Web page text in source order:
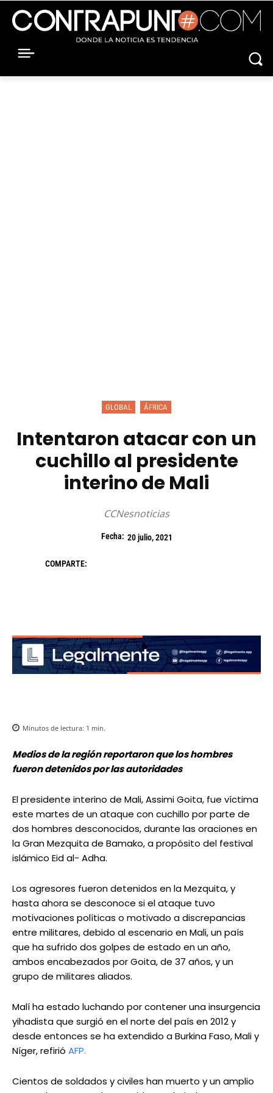
GLOBAL ÁFRICA
Intentaron atacar con un
cuchillo al presidente
interino de Mali
CCNesnoticias
Fecha: 20 julio, 2021
COMPARTE:
Minutos de lectura: 1 min.
Medios de la región reportaron que los hombres
fueron detenidos por las autoridades
El presidente interino de Mali, Assimi Goita, fue víctima
este martes de un ataque con cuchillo por parte de
dos hombres desconocidos, durante las oraciones en
la Gran Mezquita de Bamako, a propósito del festival
islámico Eid al- Adha.
Los agresores fueron detenidos en la Mezquita, y
hasta ahora se desconoce si el ataque tuvo
motivaciones políticas o motivado a discrepancias
entre militares, debido al escenario en Mali, un país
que ha sufrido dos golpes de estado en un año,
ambos encabezados por Goita, de 37 años, y un
grupo de militares aliados.
Malí ha estado luchando por contener una insurgencia
yihadista que surgió en el norte del país en 2012 y
desde entonces se ha extendido a Burkina Faso, Mali y
Níger, refirió AFP.
Cientos de soldados y civiles han muerto y un amplio